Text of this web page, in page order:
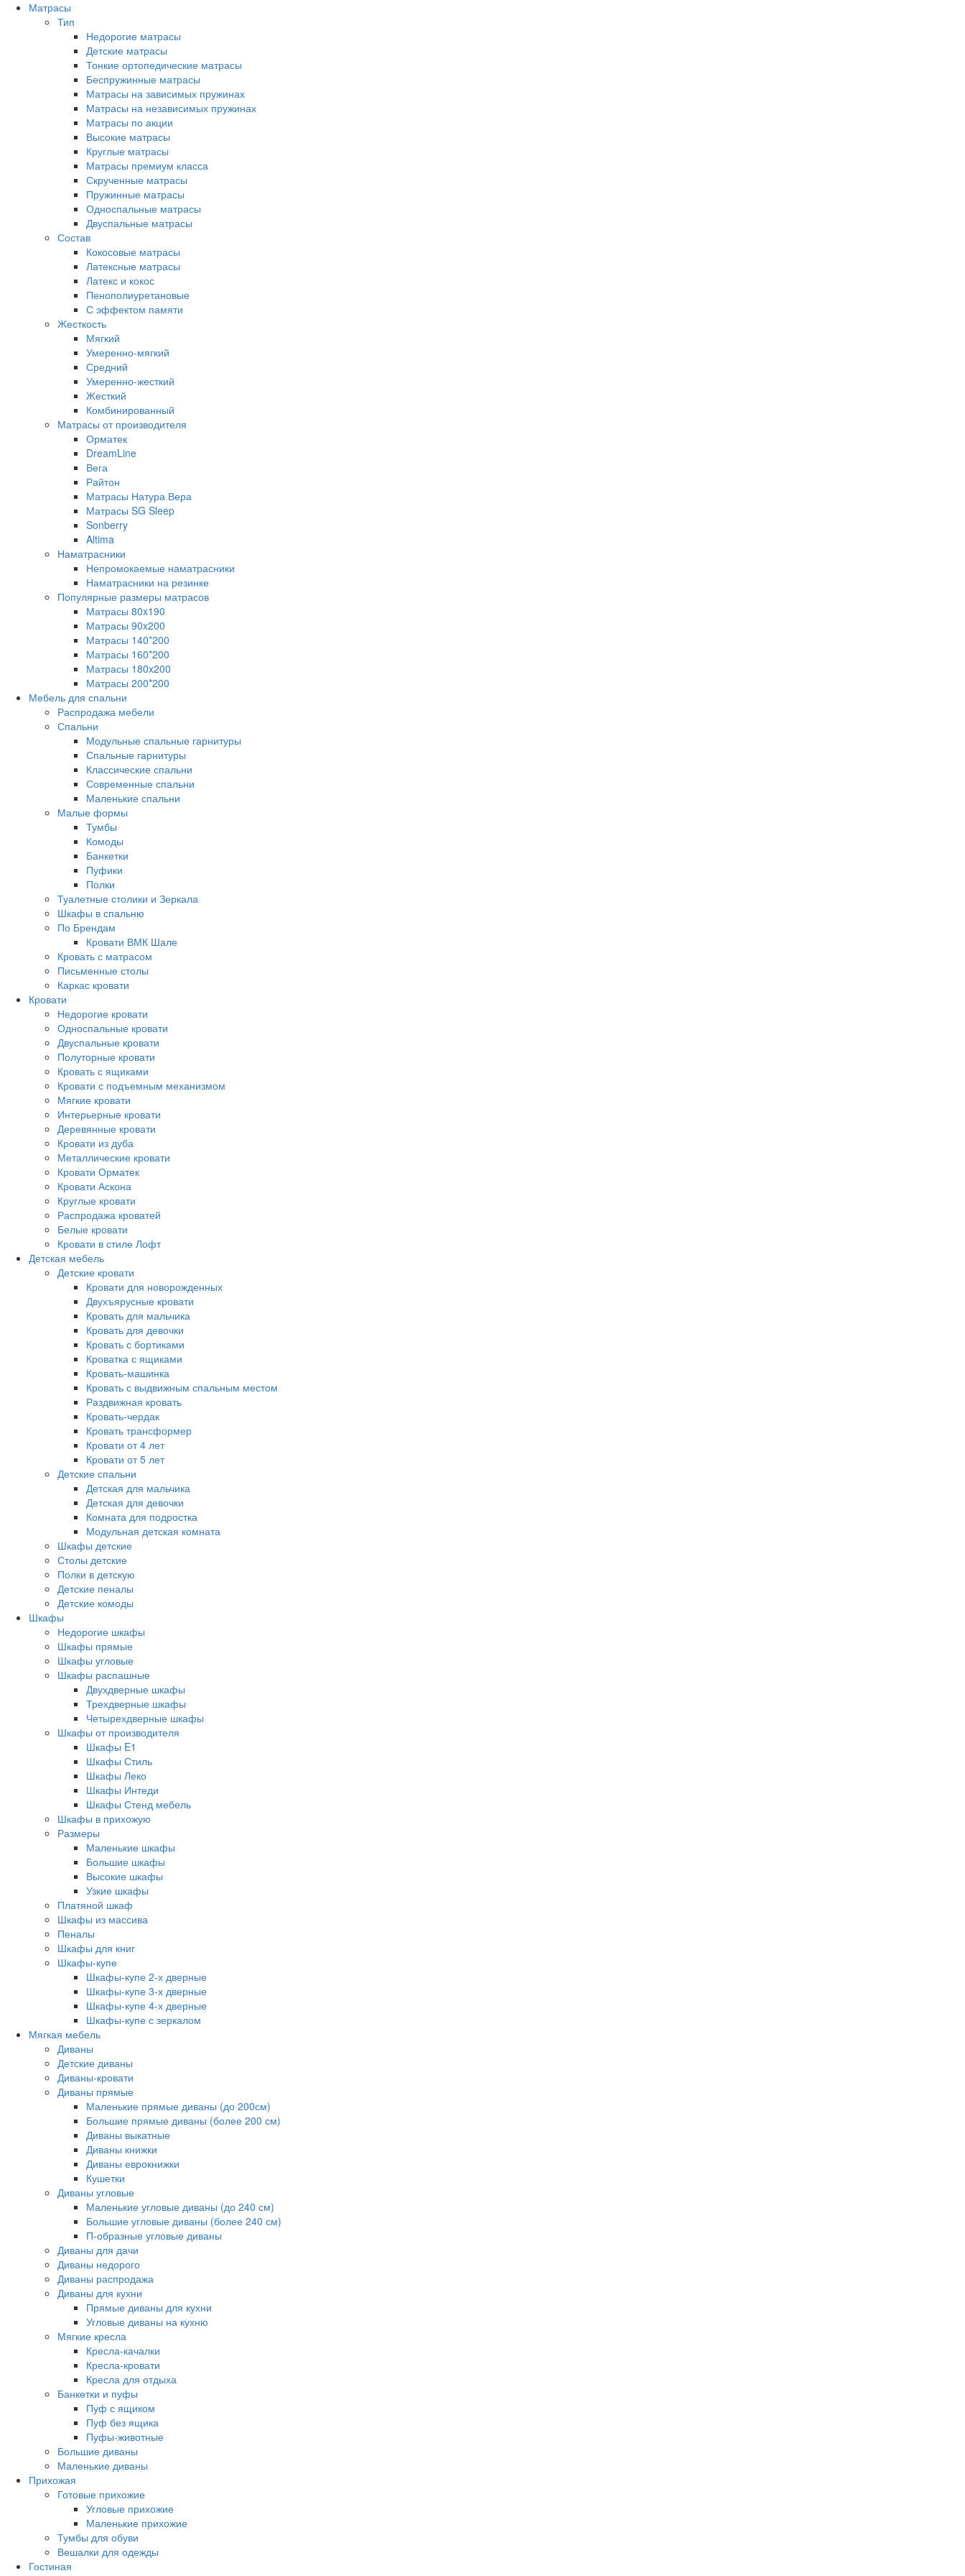
Матрасы
Тип
Недорогие матрасы
Детские матрасы
Тонкие ортопедические матрасы
Беспружинные матрасы
Матрасы на зависимых пружинах
Матрасы на независимых пружинах
Матрасы по акции
Высокие матрасы
Круглые матрасы
Матрасы премиум класса
Скрученные матрасы
Пружинные матрасы
Односпальные матрасы
Двуспальные матрасы
Состав
Кокосовые матрасы
Латексные матрасы
Латекс и кокос
Пенополиуретановые
С эффектом памяти
Жесткость
Мягкий
Умеренно-мягкий
Средний
Умеренно-жесткий
Жесткий
Комбинированный
Матрасы от производителя
Орматек
DreamLine
Вега
Райтон
Матрасы Натура Вера
Матрасы SG Sleep
Sonberry
Altima
Наматрасники
Непромокаемые наматрасники
Наматрасники на резинке
Популярные размеры матрасов
Матрасы 80x190
Матрасы 90x200
Матрасы 140*200
Матрасы 160*200
Матрасы 180x200
Матрасы 200*200
Мебель для спальни
Распродажа мебели
Спальни
Модульные спальные гарнитуры
Спальные гарнитуры
Классические спальни
Современные спальни
Маленькие спальни
Малые формы
Тумбы
Комоды
Банкетки
Пуфики
Полки
Туалетные столики и Зеркала
Шкафы в спальню
По Брендам
Кровати ВМК Шале
Кровать с матрасом
Письменные столы
Каркас кровати
Кровати
Недорогие кровати
Односпальные кровати
Двуспальные кровати
Полуторные кровати
Кровать с ящиками
Кровати с подъемным механизмом
Мягкие кровати
Интерьерные кровати
Деревянные кровати
Кровати из дуба
Металлические кровати
Кровати Орматек
Кровати Аскона
Круглые кровати
Распродажа кроватей
Белые кровати
Кровати в стиле Лофт
Детская мебель
Детские кровати
Кровати для новорожденных
Двухъярусные кровати
Кровать для мальчика
Кровать для девочки
Кровать с бортиками
Кроватка с ящиками
Кровать-машинка
Кровать с выдвижным спальным местом
Раздвижная кровать
Кровать-чердак
Кровать трансформер
Кровати от 4 лет
Кровати от 5 лет
Детские спальни
Детская для мальчика
Детская для девочки
Комната для подростка
Модульная детская комната
Шкафы детские
Столы детские
Полки в детскую
Детские пеналы
Детские комоды
Шкафы
Недорогие шкафы
Шкафы прямые
Шкафы угловые
Шкафы распашные
Двухдверные шкафы
Трехдверные шкафы
Четырехдверные шкафы
Шкафы от производителя
Шкафы E1
Шкафы Стиль
Шкафы Леко
Шкафы Интеди
Шкафы Стенд мебель
Шкафы в прихожую
Размеры
Маленькие шкафы
Большие шкафы
Высокие шкафы
Узкие шкафы
Платяной шкаф
Шкафы из массива
Пеналы
Шкафы для книг
Шкафы-купе
Шкафы-купе 2-х дверные
Шкафы-купе 3-х дверные
Шкафы-купе 4-х дверные
Шкафы-купе с зеркалом
Мягкая мебель
Диваны
Детские диваны
Диваны-кровати
Диваны прямые
Маленькие прямые диваны (до 200см)
Большие прямые диваны (более 200 см)
Диваны выкатные
Диваны книжки
Диваны еврокнижки
Кушетки
Диваны угловые
Маленькие угловые диваны (до 240 см)
Большие угловые диваны (более 240 см)
П-образные угловые диваны
Диваны для дачи
Диваны недорого
Диваны распродажа
Диваны для кухни
Прямые диваны для кухни
Угловые диваны на кухню
Мягкие кресла
Кресла-качалки
Кресла-кровати
Кресла для отдыха
Банкетки и пуфы
Пуф с ящиком
Пуф без ящика
Пуфы-животные
Большие диваны
Маленькие диваны
Прихожая
Готовые прихожие
Угловые прихожие
Маленькие прихожие
Тумбы для обуви
Вешалки для одежды
Гостиная